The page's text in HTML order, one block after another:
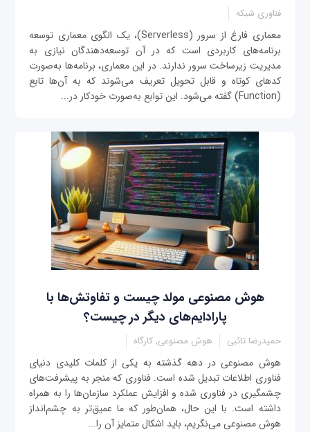
فناوری شبکه
معماری فارغ از سرور (Serverless)، یک الگوی معماری توسعه
برنامه‌های کاربردی است که در آن توسعه‌دهندگان نیازی به
مدیریت زیرساخت سرور ندارند. در این معماری، برنامه‌ها به‌صورت
کدهای کوتاه و قابل تحویل تعریف می‌شوند که به آن‌ها تابع
(Function) گفته می‌شود. این توابع به‌صورت خودکار در...
هوش مصنوعی مولد چیست و تفاوتش‌ها با
پارادایم‌های دیگر در چیست؟
حمیدرضا تائبی هوش مصنوعی, کارگاه
هوش مصنوعی در دهه گذشته به یکی از کلمات کلیدی دنیای
فناوری اطلاعات تبدیل شده است. فناوری که منجر به پیشرفت‌های
چشمگیری در فناوری شده و افزایش عملکرد سازمان‌ها را به همراه
داشته است. با این حال، همان‌طور که ما عمیق‌تر به چشم‌انداز
هوش مصنوعی می‌نگریم، باید اشکال متمایز آن را...